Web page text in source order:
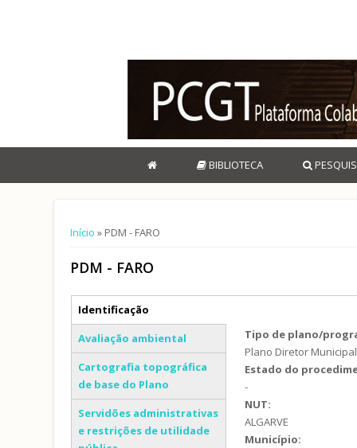
BIBLIOTECA
Está aqui
Início » PDM - FARO
PDM - FARO
Separadores verticais
Identificação
(separador ativo)
Avaliação ambiental
Cartografia topográfica
de base do Plano
Servidões administrativas
e restrições de utilidade
Tipo de plano/
Plano Diretor Municipal
Estado do
-
NUT:
ALGARVE
Município: